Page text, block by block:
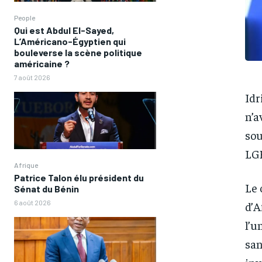
People
Qui est Abdul El-Sayed,
L’Américano-Égyptien qui
bouleverse la scène politique
américaine ?
7 août 2026
Afrique
Patrice Talon élu président du
Sénat du Bénin
6 août 2026
Le